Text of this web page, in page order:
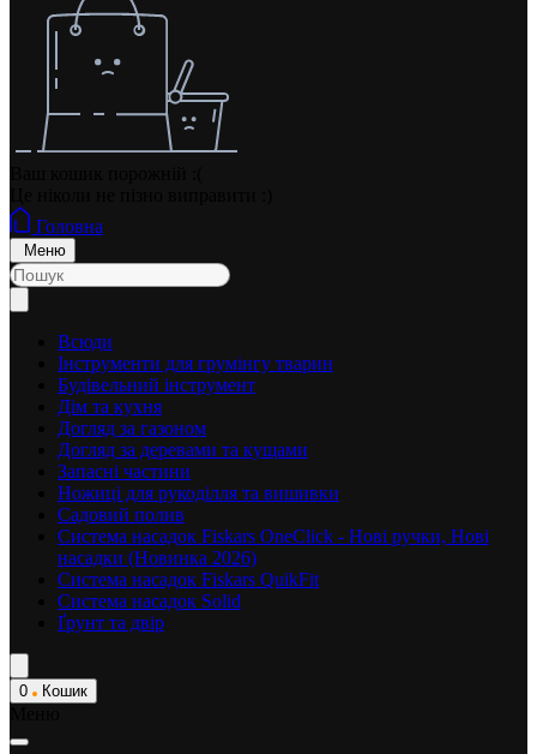
Головна
Меню
Всюди
Інструменти для грумінгу тварин
Будівельний інструмент
Дім та кухня
Догляд за газоном
Догляд за деревами та кущами
Запасні частини
Ножиці для рукоділля та вишивки
Садовий полив
Система насадок Fiskars OneClick - Нові ручки, Нові
насадки (Новинка 2026)
Система насадок Fiskars QuikFit
Система насадок Solid
Ґрунт та двір
0 Кошик